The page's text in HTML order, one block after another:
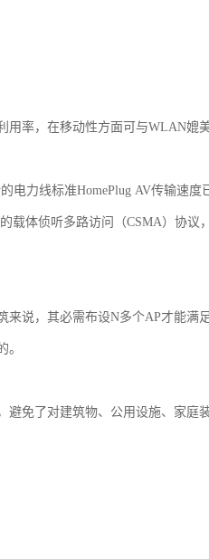
率，在移动性方面可与WLAN媲美
电力线标准HomePlug AV传输速度
载体侦听多路访问（CSMA）协议
说，其必需布设N多个AP才能满
。
免了对建筑物、公用设施、家庭